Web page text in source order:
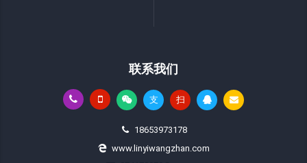
联系我们
支 扫
18653973178
www.linyiwangzhan.com